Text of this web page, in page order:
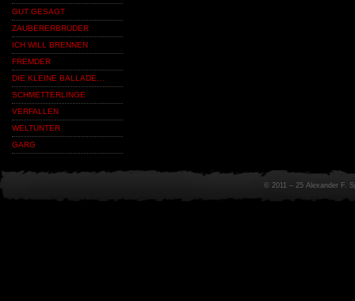
GUT GESAGT
ZAUBERERBRUDER
ICH WILL BRENNEN
FREMDER
DIE KLEINE BALLADE…
SCHMETTERLINGE
VERFALLEN
WELTUNTER
GARG
© 2011 – 25 Alexander F.